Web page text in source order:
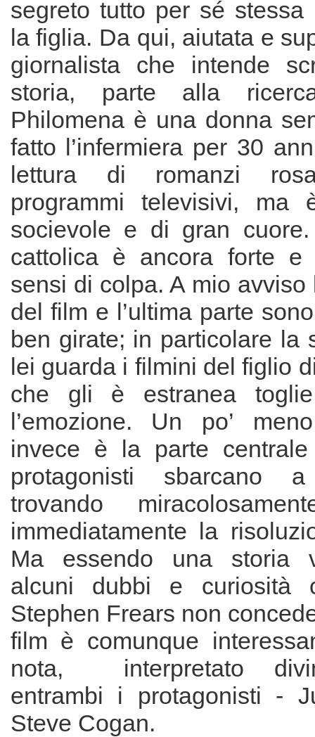
segreto tutto per sé stessa
la figlia. Da qui, aiutata e
giornalista che intende
storia, parte alla
Philomena è una donna
fatto l’infermiera per 30
lettura di romanzi
programmi televisivi, ma
socievole e di gran
cattolica è ancora forte
sensi di colpa. A mio
del film e l’ultima parte
ben girate; in particolare la
lei guarda i filmini del figlio
che gli è estranea
l’emozione. Un po’
invece è la parte
protagonisti sbarcano a
trovando
immediatamente la
Ma essendo una storia
alcuni dubbi e curiosità
Stephen Frears non
film è comunque
nota, interpretato
entrambi i protagonisti -
Steve Cogan.